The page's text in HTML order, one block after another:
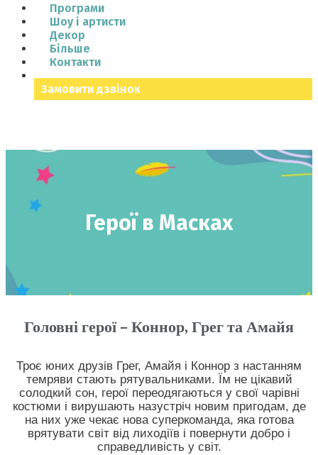
Програми
Шоу і артисти
Декор
Більше
Контакти
Замовити дзвінок
Герої в Масках
Головні герої – Коннор, Грег та Амайя
Троє юних друзів Грег, Амайя і Коннор з настанням
темряви стають рятувальниками. Їм не цікавий
солодкий сон, герої переодягаються у свої чарівні
костюми і вирушають назустріч новим пригодам, де
на них уже чекає нова суперкоманда, яка готова
врятувати світ від лиходіїв і повернути добро і
справедливість у світ.